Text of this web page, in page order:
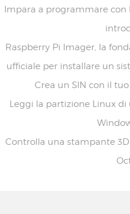
Impara a programmare con
Raspberry Pi Imager, la
ufficiale per installare un
Crea un SIN con il
Leggi la partizione Linux di
Controlla una stampante